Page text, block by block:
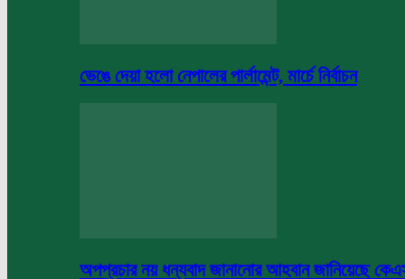
ভেঙে দেয়া হলো নেপালের পার্লামেন্ট, মার্চে নির্বাচন
অপপ্রচার নয় ধন্যবাদ জানানোর আহবান জানিয়েছে